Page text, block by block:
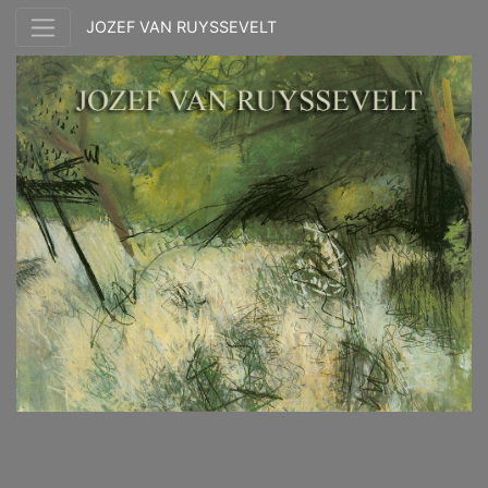
JOZEF VAN RUYSSEVELT